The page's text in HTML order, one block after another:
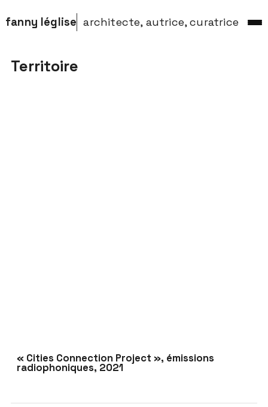
fanny léglise architecte, autrice, curatrice
Territoire
« Cities Connection Project », émissions
radiophoniques, 2021